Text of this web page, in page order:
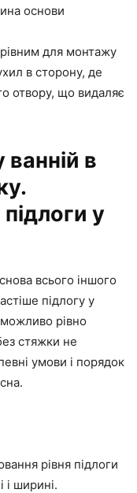
основи
для монтажу
в сторону, де
отвору, що видаляє
ванній в
у
всього іншого
підлогу у
рівно
стяжки не
умови і порядок
рівня підлоги
і ширині.